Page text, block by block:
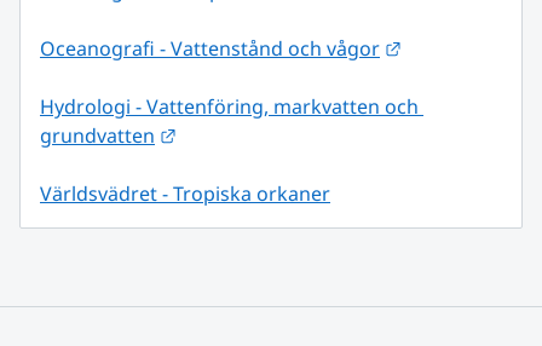
Oceanografi - Vattenstånd och vågor
Hydrologi - Vattenföring, markvatten och
grundvatten
Världsvädret - Tropiska orkaner